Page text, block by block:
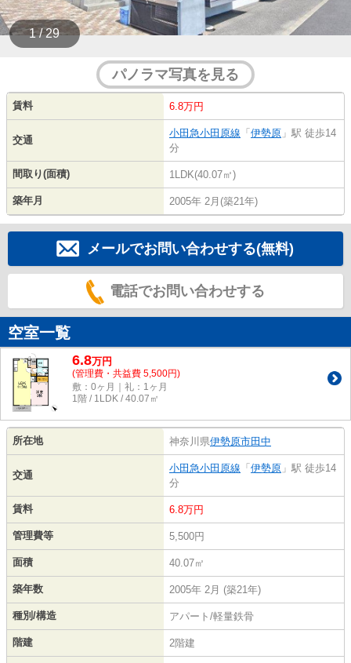
1 / 29
パノラマ写真を見る
賃料 6.8万円
交通
小田急小田原線 「 伊勢原 」駅 徒歩14
分
間取り(面積) 1LDK(40.07㎡)
築年月 2005年 2月(築21年)
メールでお問い合わせする(無料)
電話でお問い合わせする
空室一覧
6.8万円
(管理費・共益費 5,500円)
敷：0ヶ月｜礼：1ヶ月
1階 / 1LDK / 40.07㎡
所在地 神奈川県伊勢原市田中
交通
小田急小田原線 「 伊勢原 」駅 徒歩14
分
賃料 6.8万円
管理費等 5,500円
面積 40.07㎡
築年数 2005年 2月 (築21年)
種別/構造 アパート/軽量鉄骨
階建 2階建